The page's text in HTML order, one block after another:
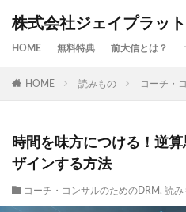
株式会社ジェイプラット
HOME 無料特典 前大信とは？
HOME 読みもの コーチ・
時間を味方につける！逆
ザインする方法
コーチ・コンサルのためのDRM , 読み